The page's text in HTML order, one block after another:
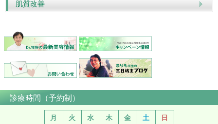
肌質改善
診療時間（予約制）
月 火 水 木 金 土
日